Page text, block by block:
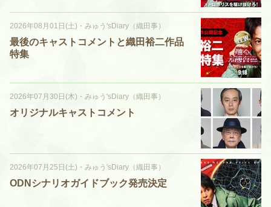
2026年08月01日(土) ・ みゅう'sDiary（織田事）
最後のキャストコメントと織田裕二作品
特集
2026年07月30日(木) ・ みゅう'sDiary（織田事）
オリジナルキャストコメント
2026年07月25日(土) ・ みゅう'sDiary（織田事）
ODNシナリオガイドブック発売決定